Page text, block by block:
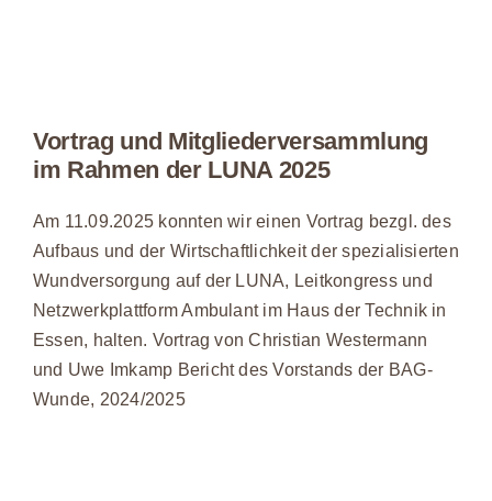
Vortrag und Mitgliederversammlung
im Rahmen der LUNA 2025
Am 11.09.2025 konnten wir einen Vortrag bezgl. des
Aufbaus und der Wirtschaftlichkeit der spezialisierten
Wundversorgung auf der LUNA, Leitkongress und
Netzwerkplattform Ambulant im Haus der Technik in
Essen, halten. Vortrag von Christian Westermann
und Uwe Imkamp Bericht des Vorstands der BAG-
Wunde, 2024/2025